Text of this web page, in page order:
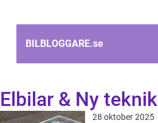
BILBLOGGARE.se
Elbilar & Ny teknik
28 oktober 2025